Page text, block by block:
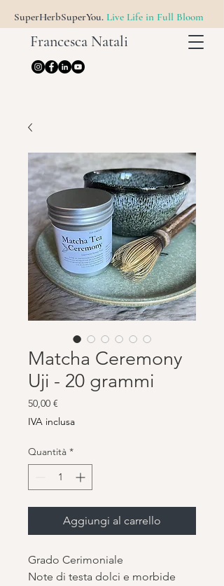
SuperHerbSuperYou. Live Life in Full Bloom
Francesca Natali
Matcha Ceremony
Uji - 20 grammi
50,00 €
IVA inclusa
Quantità *
Aggiungi al carrello
Grado Cerimoniale
Note di testa dolci e morbide